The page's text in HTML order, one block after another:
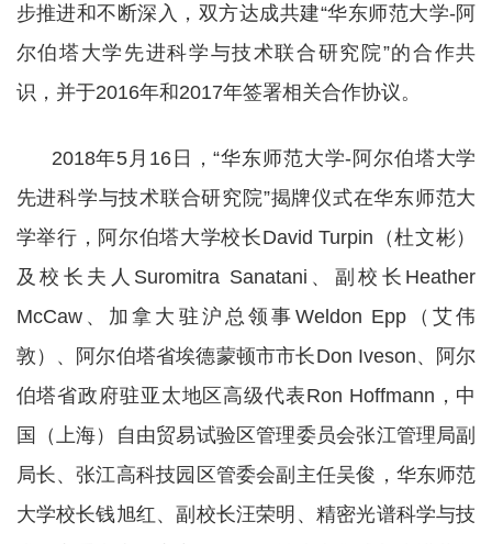
步推进和不断深入，双方达成共建“华东师范大学-阿
尔伯塔大学先进科学与技术联合研究院”的合作共
识，并于2016年和2017年签署相关合作协议。
2018年5月16日，“华东师范大学-阿尔伯塔大学
先进科学与技术联合研究院”揭牌仪式在华东师范大
学举行 ， 阿尔伯塔大学校长David Turpin （杜文彬）
及校长夫人 Suromitra Sanatani 、副校长 Heather
McCaw、加拿大驻沪总领事 Weldon Epp（艾伟
敦）、 阿尔伯塔省埃德蒙顿市市长Don Iveson、阿尔
伯塔省政府驻亚太地区高级代表Ron Hoffmann ， 中
国（上海）自由贸易试验区管理委员会张江管理局副
局长、张江高科技园区管委会副主任吴俊，华东师范
大学校长钱旭红、副校长汪荣明、精密光谱科学与技